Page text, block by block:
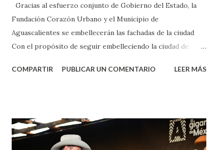
Gracias al esfuerzo conjunto de Gobierno del Estado, la
Fundación Corazón Urbano y el Municipio de
Aguascalientes se embellecerán las fachadas de la ciudad
Con el propósito de seguir embelleciendo la ciudad de
municipal, Leo Montañez dio inicio al programa
Corazón Urbano y el Municipio capital. Leo Montañez
informó que en este programa se usarán cerca de 90 mil
COMPARTIR PUBLICAR UN COMENTARIO LEER MÁS